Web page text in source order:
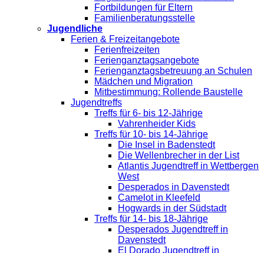
Fortbildungen für Eltern
Familienberatungsstelle
Jugendliche
Ferien & Freizeitangebote
Ferienfreizeiten
Ferienganztagsangebote
Ferienganztagsbetreuung an Schulen
Mädchen und Migration
Mitbestimmung: Rollende Baustelle
Jugendtreffs
Treffs für 6- bis 12-Jährige
Vahrenheider Kids
Treffs für 10- bis 14-Jährige
Die Insel in Badenstedt
Die Wellenbrecher in der List
Atlantis Jugendtreff in Wettbergen
West
Desperados in Davenstedt
Camelot in Kleefeld
Hogwards in der Südstadt
Treffs für 14- bis 18-Jährige
Desperados Jugendtreff in
Davenstedt
El Dorado Jugendtreff in